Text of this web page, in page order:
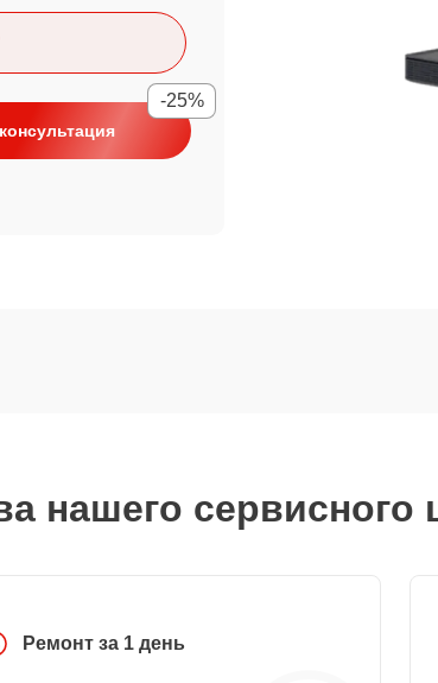
-25%
нашего сервисного
Ремонт за 1 день